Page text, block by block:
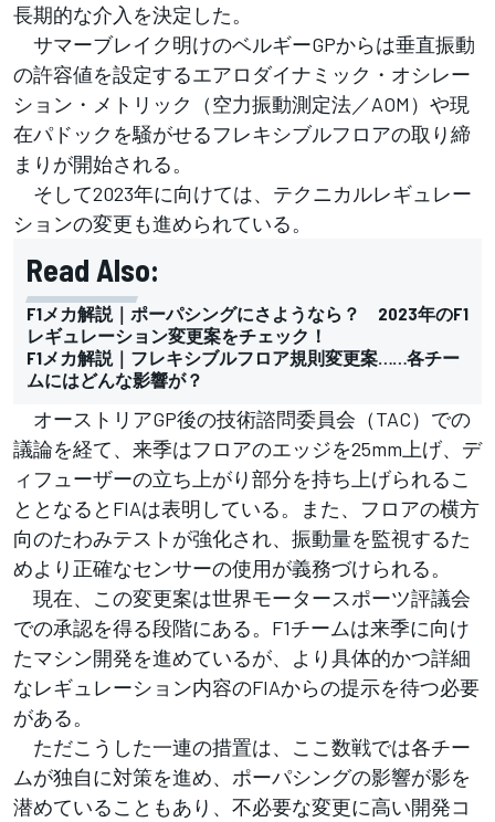
長期的な介入を決定した。
サマーブレイク明けのベルギーGPからは垂直振動
の許容値を設定するエアロダイナミック・オシレー
ション・メトリック（空力振動測定法／AOM）や現
在パドックを騒がせるフレキシブルフロアの取り締
まりが開始される。
そして2023年に向けては、テクニカルレギュレー
ションの変更も進められている。
Read Also:
F1メカ解説｜ポーパシングにさようなら？ 2023年のF1
レギュレーション変更案をチェック！
F1メカ解説｜フレキシブルフロア規則変更案……各チー
ムにはどんな影響が？
オーストリアGP後の技術諮問委員会（TAC）での
議論を経て、来季はフロアのエッジを25mm上げ、デ
ィフューザーの立ち上がり部分を持ち上げられるこ
ととなるとFIAは表明している。また、フロアの横方
向のたわみテストが強化され、振動量を監視するた
めより正確なセンサーの使用が義務づけられる。
現在、この変更案は世界モータースポーツ評議会
での承認を得る段階にある。F1チームは来季に向け
たマシン開発を進めているが、より具体的かつ詳細
なレギュレーション内容のFIAからの提示を待つ必要
がある。
ただこうした一連の措置は、ここ数戦では各チー
ムが独自に対策を進め、ポーパシングの影響が影を
潜めていることもあり、不必要な変更に高い開発コ